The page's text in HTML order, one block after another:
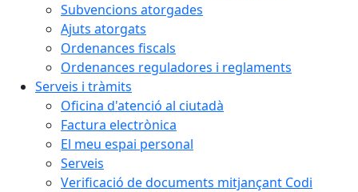
Subvencions atorgades
Ajuts atorgats
Ordenances fiscals
Ordenances reguladores i reglaments
Serveis i tràmits
Oficina d'atenció al ciutadà
Factura electrònica
El meu espai personal
Serveis
Verificació de documents mitjançant Codi